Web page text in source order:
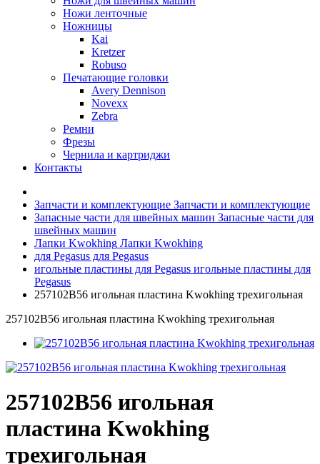
Ножи ленточные
Ножницы
Kai
Kretzer
Robuso
Печатающие головки
Avery Dennison
Novexx
Zebra
Ремни
Фрезы
Чернила и картриджи
Контакты
Запчасти и комплектующие Запчасти и комплектующие
Запасные части для швейных машин Запасные части для
швейных машин
Лапки Kwokhing Лапки Kwokhing
для Pegasus для Pegasus
игольные пластины для Pegasus игольные пластины для
Pegasus
257102B56 игольная пластина Kwokhing трехигольная
257102B56 игольная пластина Kwokhing трехигольная
257102B56 игольная
пластина Kwokhing
трехигольная